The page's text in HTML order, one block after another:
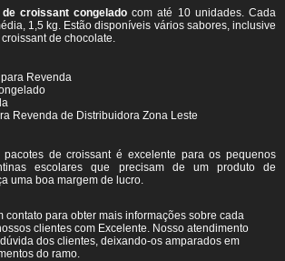
croissant congelado com até 10 unidades. Cada
1,5 kg. Estão disponíveis vários sabores, inclusive
de chocolate.
Revenda
Revenda de Distribuidora Zona Leste
pacotes de croissant é excelente para os pequenos
escolares que precisam de um produto de
uma boa margem de lucro.
contato para obter mais informações sobre cada
clientes com Excelente. Nosso atendimento
dos clientes, deixando-os amparados em
do ramo.